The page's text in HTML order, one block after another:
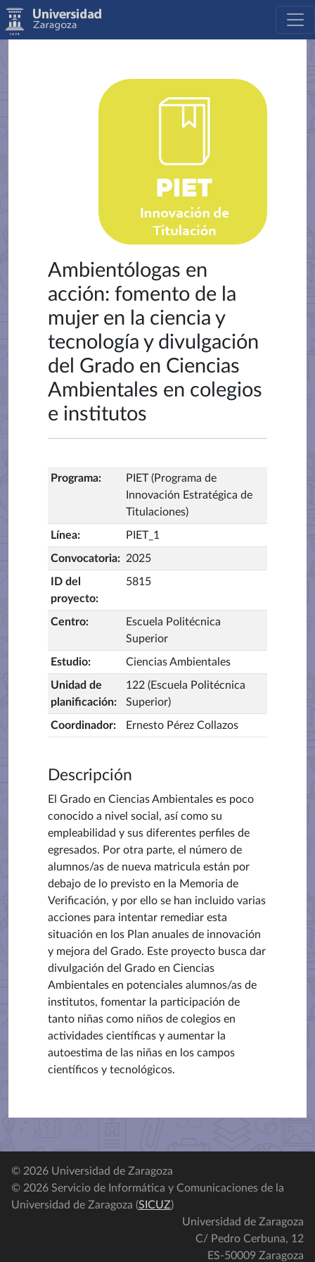
Ambientólogas en
acción: fomento de la
mujer en la ciencia y
tecnología y divulgación
del Grado en Ciencias
Ambientales en colegios
e institutos
Programa:
PIET (Programa de
Innovación Estratégica de
Titulaciones)
Línea: PIET_1
Convocatoria: 2025
ID del
proyecto:
5815
Centro:
Escuela Politécnica
Superior
Estudio: Ciencias Ambientales
Unidad de
planificación:
122 (Escuela Politécnica
Superior)
Coordinador: Ernesto Pérez Collazos
Descripción
El Grado en Ciencias Ambientales es poco
conocido a nivel social, así como su
empleabilidad y sus diferentes perfiles de
egresados. Por otra parte, el número de
alumnos/as de nueva matricula están por
debajo de lo previsto en la Memoria de
Verificación, y por ello se han incluido varias
acciones para intentar remediar esta
situación en los Plan anuales de innovación
y mejora del Grado. Este proyecto busca dar
divulgación del Grado en Ciencias
Ambientales en potenciales alumnos/as de
institutos, fomentar la participación de
tanto niñas como niños de colegios en
actividades científicas y aumentar la
autoestima de las niñas en los campos
científicos y tecnológicos.
© 2026 Universidad de Zaragoza
© 2026 Servicio de Informática y Comunicaciones de la
Universidad de Zaragoza (SICUZ)
Universidad de Zaragoza
C/ Pedro Cerbuna, 12
ES-50009 Zaragoza